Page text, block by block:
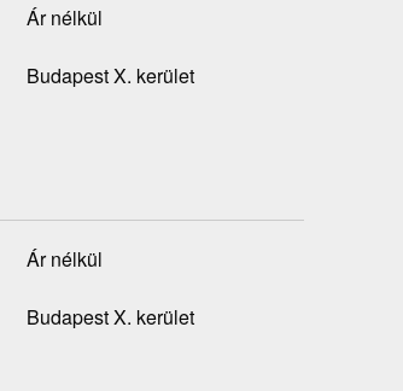
Ár nélkül
Budapest X. kerület
Ár nélkül
Budapest X. kerület